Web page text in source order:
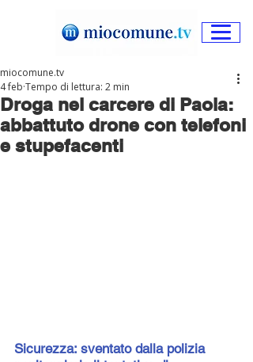
Droga nel carcere di Paola:
abbattuto drone con telefoni
e stupefacenti
miocomune.tv
4 feb Tempo di lettura: 2 min
Sicurezza: sventato dalla polizia